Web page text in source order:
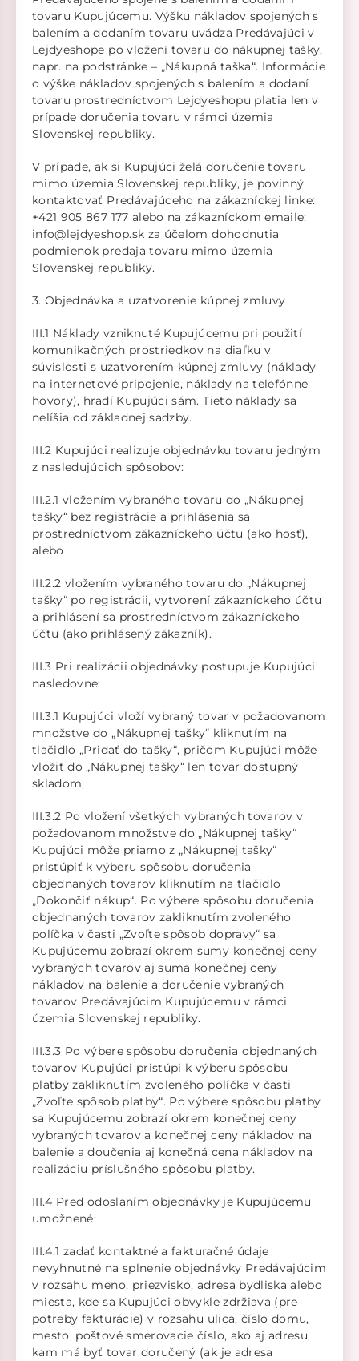
tovaru Kupujúcemu. Výšku nákladov spojených s
balením a dodaním tovaru uvádza Predávajúci v
Lejdyeshope po vložení tovaru do nákupnej tašky,
napr. na podstránke – „Nákupná taška“. Informácie
o výške nákladov spojených s balením a dodaní
tovaru prostredníctvom Lejdyeshopu platia len v
prípade doručenia tovaru v rámci územia
Slovenskej republiky.
V prípade, ak si Kupujúci želá doručenie tovaru
mimo územia Slovenskej republiky, je povinný
kontaktovať Predávajúceho na zákazníckej linke:
+421 905 867 177 alebo na zákazníckom emaile:
info@lejdyeshop.sk za účelom dohodnutia
podmienok predaja tovaru mimo územia
Slovenskej republiky.
3. Objednávka a uzatvorenie kúpnej zmluvy
III.1 Náklady vzniknuté Kupujúcemu pri použití
komunikačných prostriedkov na diaľku v
súvislosti s uzatvorením kúpnej zmluvy (náklady
na internetové pripojenie, náklady na telefónne
hovory), hradí Kupujúci sám. Tieto náklady sa
nelíšia od základnej sadzby.
III.2 Kupujúci realizuje objednávku tovaru jedným
z nasledujúcich spôsobov:
III.2.1 vložením vybraného tovaru do „Nákupnej
tašky“ bez registrácie a prihlásenia sa
prostredníctvom zákazníckeho účtu (ako hosť),
alebo
III.2.2 vložením vybraného tovaru do „Nákupnej
tašky“ po registrácii, vytvorení zákazníckeho účtu
a prihlásení sa prostredníctvom zákazníckeho
účtu (ako prihlásený zákazník).
III.3 Pri realizácii objednávky postupuje Kupujúci
nasledovne:
III.3.1 Kupujúci vloží vybraný tovar v požadovanom
množstve do „Nákupnej tašky“ kliknutím na
tlačidlo „Pridať do tašky“, pričom Kupujúci môže
vložiť do „Nákupnej tašky“ len tovar dostupný
skladom,
III.3.2 Po vložení všetkých vybraných tovarov v
požadovanom množstve do „Nákupnej tašky“
Kupujúci môže priamo z „Nákupnej tašky“
pristúpiť k výberu spôsobu doručenia
objednaných tovarov kliknutím na tlačidlo
„Dokončiť nákup“. Po výbere spôsobu doručenia
objednaných tovarov zakliknutím zvoleného
políčka v časti „Zvoľte spôsob dopravy“ sa
Kupujúcemu zobrazí okrem sumy konečnej ceny
vybraných tovarov aj suma konečnej ceny
nákladov na balenie a doručenie vybraných
tovarov Predávajúcim Kupujúcemu v rámci
územia Slovenskej republiky.
III.3.3 Po výbere spôsobu doručenia objednaných
tovarov Kupujúci pristúpi k výberu spôsobu
platby zakliknutím zvoleného políčka v časti
„Zvoľte spôsob platby“. Po výbere spôsobu platby
sa Kupujúcemu zobrazí okrem konečnej ceny
vybraných tovarov a konečnej ceny nákladov na
balenie a doučenia aj konečná cena nákladov na
realizáciu príslušného spôsobu platby.
III.4 Pred odoslaním objednávky je Kupujúcemu
umožnené:
III.4.1 zadať kontaktné a fakturačné údaje
nevyhnutné na splnenie objednávky Predávajúcim
v rozsahu meno, priezvisko, adresa bydliska alebo
miesta, kde sa Kupujúci obvykle zdržiava (pre
potreby fakturácie) v rozsahu ulica, číslo domu,
mesto, poštové smerovacie číslo, ako aj adresu,
kam má byť tovar doručený (ak je adresa